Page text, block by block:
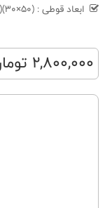
ابعاد قوطی : (50×30)(40×30)
2,800,000 تومان